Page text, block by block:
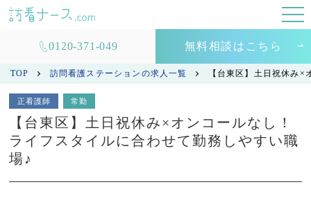
0120-371-049 無料相談はこちら
TOP 訪問看護ステーションの求人一覧 【台東区】土日祝休み
正看護師 常勤
【台東区】土日祝休み×オンコールなし！
ライフスタイルに合わせて勤務しやすい職
場♪